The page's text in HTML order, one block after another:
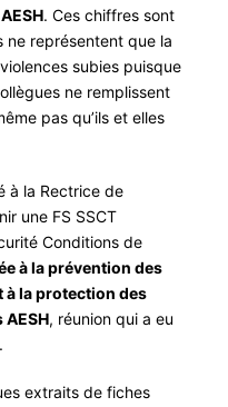
#MÉDIAS
#DÉBATS
#PRESSE
. Ces chiffres sont
ne représentent que la
subies puisque
ne remplissent
pas qu’ils et elles
à la Rectrice de
une FS SSCT
Conditions de
à la prévention des
à la protection des
AESH, réunion qui a eu
extraits de fiches